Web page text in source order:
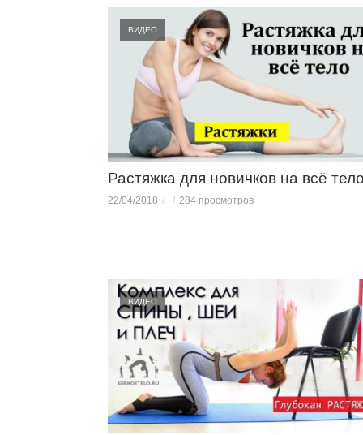
ВИДЕО
Растяжка для новичков на всё
22/04/2018 284 просмотров
ВИДЕО